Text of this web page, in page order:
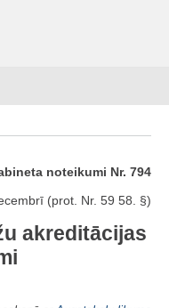
noteikumi Nr. 794
(prot. Nr. 59 58. §)
akreditācijas